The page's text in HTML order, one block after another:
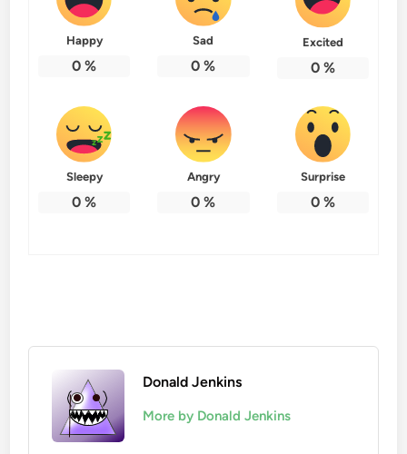
Happy
0 %
Sad
0 %
Excited
0%
Sleepy
0 %
Angry
0 %
Surprise
0%
Donald Jenkins
More by Donald Jenkins